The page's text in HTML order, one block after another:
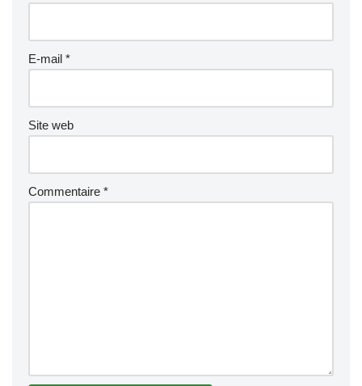
E-mail *
Site web
Commentaire *